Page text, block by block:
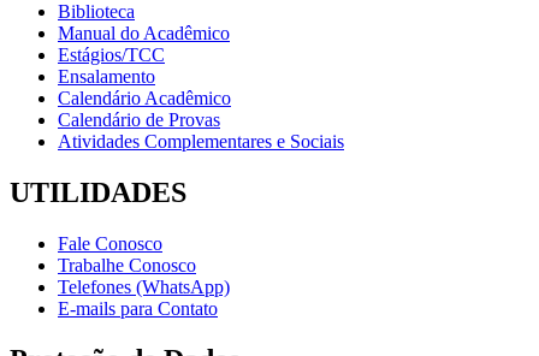
Biblioteca
Manual do Acadêmico
Estágios/TCC
Ensalamento
Calendário Acadêmico
Calendário de Provas
Atividades Complementares e Sociais
UTILIDADES
Fale Conosco
Trabalhe Conosco
Telefones (WhatsApp)
E-mails para Contato